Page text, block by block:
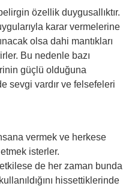
özellik duygusallıktır.
karar vermelerine
olsa dahi mantıkları
Bu nedenle bazı
güçlü olduğuna
sevgi vardır ve felsefeleri
vermek ve herkese
isterler.
etkilese de her zaman bunda
hissettiklerinde